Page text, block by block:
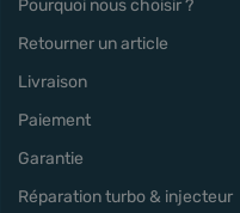
Pourquoi nous choisir ?
Retourner un article
Livraison
Paiement
Garantie
Réparation turbo & injecteur